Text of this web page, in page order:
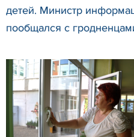
детей. Министр
пообщался с